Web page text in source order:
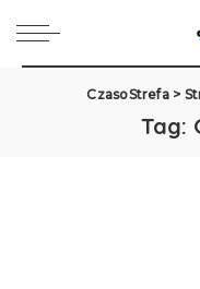
CzasoStrefa>
Tag: